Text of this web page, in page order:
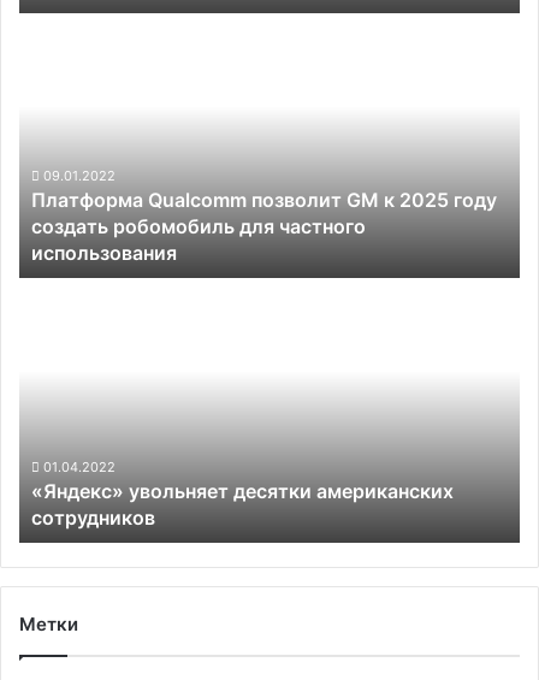
стартапом
году
создать
робомобиль
для
частного
09.01.2022
Платформа Qualcomm позволит GM к 2025 году
создать робомобиль для частного
использования
01.04.2022
«Яндекс» увольняет десятки американских
сотрудников
Метки